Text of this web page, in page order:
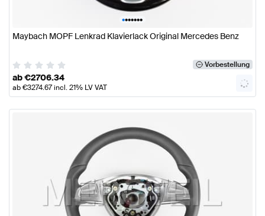
•••••••
Maybach MOPF Lenkrad Klavierlack Original Mercedes Benz
Vorbestellung
ab€2706.34
ab€3274.67incl. 21% LV VAT